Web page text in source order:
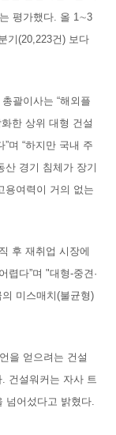
평가했다. 올 1∼3
기(20,223건) 보다
괄이사는 “해외플
한 상위 대형 건설
며 “하지만 국내 주
산 경기 침체가 장기
용여력이 거의 없는
후 재취업 시장에
렵다”며 "대형-중견·
미스매치(불균형)
을 얻으려는 건설
건설워커는 자사 트
넘어섰다고 밝혔다.